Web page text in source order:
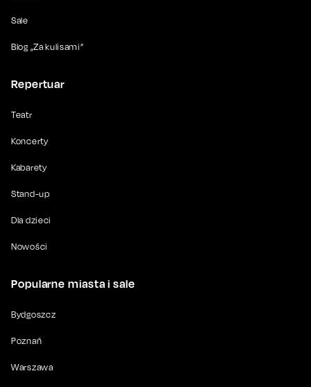
Sale
Blog „Za kulisami”
Repertuar
Teatr
Koncerty
Kabarety
Stand-up
Dla dzieci
Nowości
Popularne miasta i sale
Bydgoszcz
Poznań
Warszawa